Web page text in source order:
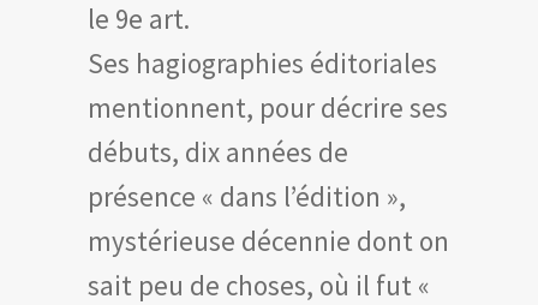
le 9e art.
Ses hagiographies éditoriales
mentionnent, pour décrire ses
débuts, dix années de
présence « dans l’édition »,
mystérieuse décennie dont on
sait peu de choses, où il fut «